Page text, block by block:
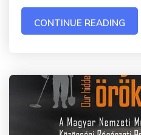
CONTINUE READING